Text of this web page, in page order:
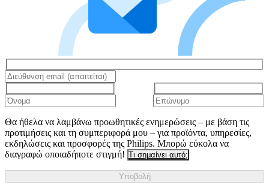
Θα ήθελα να λαμβάνω προωθητικές ενημερώσεις – με βάση τις
προτιμήσεις και τη συμπεριφορά μου – για προϊόντα, υπηρεσίες,
εκδηλώσεις και προσφορές της Philips. Μπορώ εύκολα να
διαγραφώ οποιαδήποτε στιγμή! Τι σημαίνει αυτό;
Υποβολή